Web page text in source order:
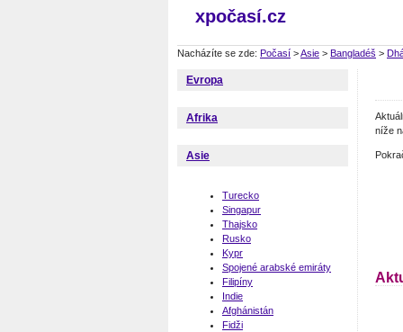
xpočasí.cz
Nacházíte se zde: Počasí >Asie > Bangladéš >
Evropa
Afrika
Asie
Turecko
Singapur
Thajsko
Rusko
Kypr
Spojené arabské emiráty
Filipíny
Indie
Afghánistán
Fidži
níže